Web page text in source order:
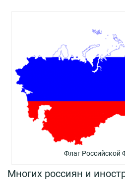
Флаг Российской
Многих россиян и